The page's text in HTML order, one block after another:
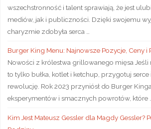
wszechstronność i talent sprawiają, że jest
mediów, jak i publiczności. Dzięki swojemu
charyzmie zdobyła serca …
Burger King Menu: Najnowsze Pozycje, Ceny i
Nowości z królestwa grillowanego mięsa Jeśli
to tylko bułka, kotlet i ketchup, przygotuj serce
rewolucję. Rok 2023 przyniósł do Burger
eksperymentów i smacznych powrotów, które
Kim Jest Mateusz Gessler dla Magdy Gessler?